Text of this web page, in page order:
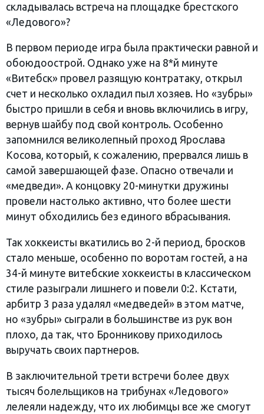
складывалась встреча на площадке брестского
«Ледового»?
В первом периоде игра была практически равной и
обоюдоострой. Однако уже на 8*й минуте
«Витебск» провел разящую контратаку, открыл
счет и несколько охладил пыл хозяев. Но «зубры»
быстро пришли в себя и вновь включились в игру,
вернув шайбу под свой контроль. Особенно
запомнился великолепный проход Ярослава
Косова, который, к сожалению, прервался лишь в
самой завершающей фазе. Опасно отвечали и
«медведи». А концовку 20-минутки дружины
провели настолько активно, что более шести
минут обходились без единого вбрасывания.
Так хоккеисты вкатились во 2-й период, бросков
стало меньше, особенно по воротам гостей, а на
34-й минуте витебские хоккеисты в классическом
стиле разыграли лишнего и повели 0:2. Кстати,
арбитр 3 раза удалял «медведей» в этом матче,
но «зубры» сыграли в большинстве из рук вон
плохо, да так, что Бронникову приходилось
выручать своих партнеров.
В заключительной трети встречи более двух
тысяч болельщиков на трибунах «Ледового»
лелеяли надежду, что их любимцы все же смогут